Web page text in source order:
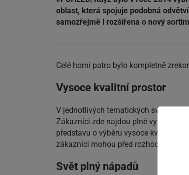
oblast, která spojuje podobná
samozřejmě i rozšířena o nový
Celé horní patro bylo kompletně
Vysoce kvalitní prostor
V jednotlivých tematických světech
Zákazníci zde najdou plně
představu o výběru vysoce kvalitních
zákazníci mohou před rozhodnutím o
Svět plný nápadů